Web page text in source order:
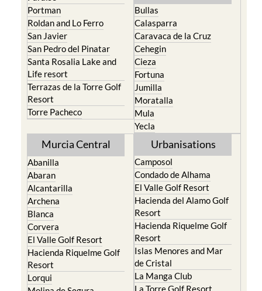
Terrazas de la Torre Golf
Resort
Torre Pacheco
Jumilla
Moratalla
Mula
Yecla
Murcia Central
Abanilla
Abaran
Alcantarilla
Archena
Blanca
Corvera
El Valle Golf Resort
Hacienda Riquelme Golf
Resort
Lorqui
Molina de Segura
Mosa Trajectum
Murcia City
Peraleja Golf Resort
Ricote
Sucina
Urbanisations
Camposol
Condado de Alhama
El Valle Golf Resort
Hacienda del Alamo Golf
Resort
Hacienda Riquelme Golf
Resort
Islas Menores and Mar
de Cristal
La Manga Club
La Torre Golf Resort
Mar Menor Golf Resort
Mazarron Country Club
Mosa Trajectum
Peraleja Golf Resort
Santa Rosalia Lake and
Life resort